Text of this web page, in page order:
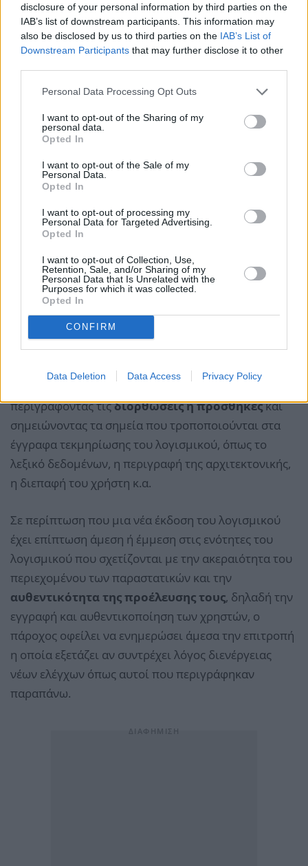
disclosure of your personal information by third parties on the
IAB’s list of downstream participants. This information may
also be disclosed by us to third parties on the IAB’s List of
Downstream Participants that may further disclose it to other
Personal Data Processing Opt Outs
I want to opt-out of the Sharing of my
personal data.
Opted In
I want to opt-out of the Sale of my
Personal Data.
Opted In
I want to opt-out of processing my
Personal Data for Targeted Advertising.
Opted In
I want to opt-out of Collection, Use,
Retention, Sale, and/or Sharing of my
Personal Data that Is Unrelated with the
Purposes for which it was collected.
Opted In
CONFIRM
Data Deletion Data Access Privacy Policy
Ο υποψήφιος πάροχος οφείλει να τηρεί σύστημα και
ημερολόγιο εκδόσεων του λογισμικού του
περιγράφοντας τιςδιορθώσεις ή προσθήκεςκαι
σημειώνοντας τα σημεία που τροποποιούνται στα
έγγραφα τεκμηρίωσης του λογισμικού, όπως το
λεξικό δεδομένων, η περιγραφή της αρχιτεκτονικής,
η διεπαφή του χρήστη κ.α.
Σε περίπτωση που μια νέα έκδοση του λογισμικού
έχει επίπτωση άμεση ή έμμεση στις ενότητες του
λογισμικού που σχετίζονται με την ακεραιότητα του
περιεχομένου των παραστατικών και την
αυθεντικότητα της προέλευσης τους, δηλαδή την
εγγραφή και αυθεντικοποίηση των χρηστών, ο
πάροχος οφείλει να ενημερώσει άμεσα την επιτροπή
η οποία εξετάζει αν συντρέχει λόγος διενέργειας
νέων ελέγχων όπως αυτοί που περιγράφηκαν
παραπάνω.